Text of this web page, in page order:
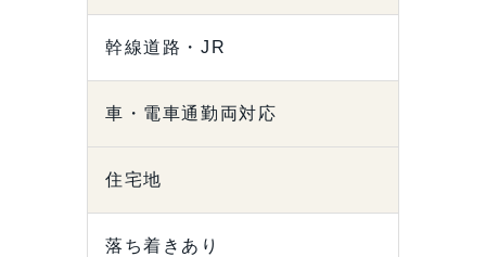
幹線道路・JR
車・電車通勤両対応
住宅地
落ち着きあり